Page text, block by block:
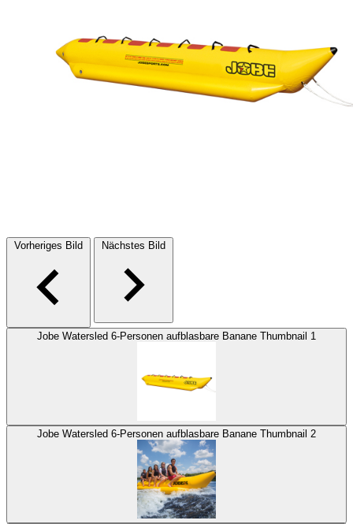
Vorheriges Bild Nächstes Bild
Jobe Watersled 6-Personen aufblasbare Banane Thumbnail 1
Jobe Watersled 6-Personen aufblasbare Banane Thumbnail 2